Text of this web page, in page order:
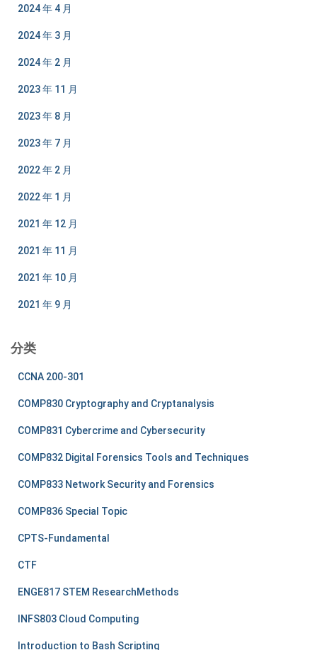
2024 年 4 月
2024 年 3 月
2024 年 2 月
2023 年 11 月
2023 年 8 月
2023 年 7 月
2022 年 2 月
2022 年 1 月
2021 年 12 月
2021 年 11 月
2021 年 10 月
2021 年 9 月
分类
CCNA 200-301
COMP830 Cryptography and Cryptanalysis
COMP831 Cybercrime and Cybersecurity
COMP832 Digital Forensics Tools and Techniques
COMP833 Network Security and Forensics
COMP836 Special Topic
CPTS-Fundamental
CTF
ENGE817 STEM ResearchMethods
INFS803 Cloud Computing
Introduction to Bash Scripting